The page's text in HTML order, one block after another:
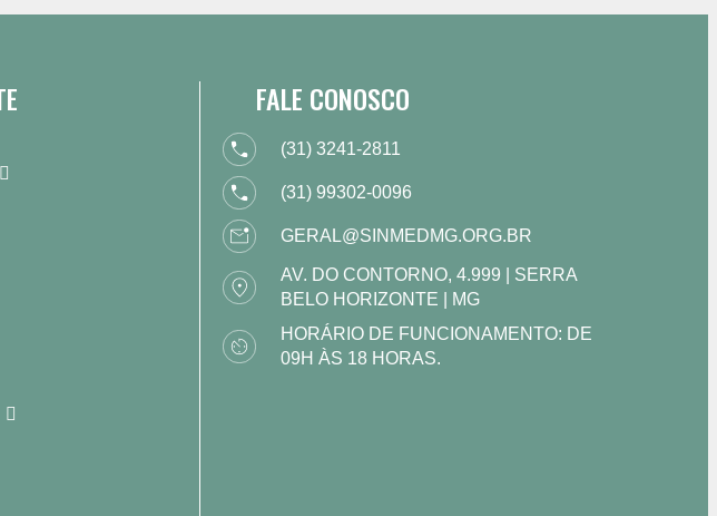
FALE CONOSCO
(31) 3241-2811
(31) 99302-0096
GERAL@SINMEDMG.ORG.BR
AV. DO CONTORNO, 4.999 | SERRA
BELO HORIZONTE | MG
HORÁRIO DE FUNCIONAMENTO: DE
09H ÀS 18 HORAS.